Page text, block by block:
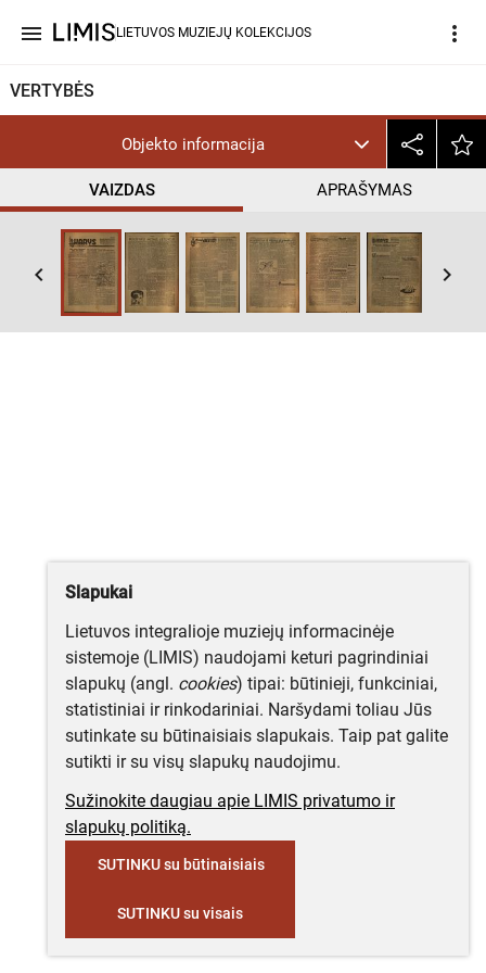
menu LIETUVOS MUZIEJŲ KOLEKCIJOS more_vert
VERTYBĖS
Objekto informacija
VAIZDAS APRAŠYMAS
keyboard_arrow_left keyboard_arrow_right
Slapukai
Lietuvos integralioje muziejų informacinėje
sistemoje (LIMIS) naudojami keturi pagrindiniai
slapukų (angl. cookies) tipai: būtinieji, funkciniai,
statistiniai ir rinkodariniai. Naršydami toliau Jūs
sutinkate su būtinaisiais slapukais. Taip pat galite
sutikti ir su visų slapukų naudojimu.
Sužinokite daugiau apie LIMIS privatumo ir
slapukų politiką.
SUTINKU su būtinaisiais
SUTINKU su visais